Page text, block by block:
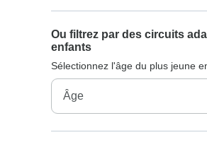
Ou filtrez par des circuits
enfants
Sélectionnez l'âge du plus jeune